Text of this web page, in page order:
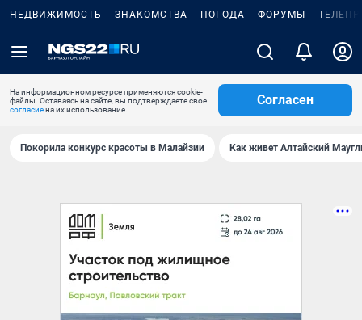
НЕДВИЖИМОСТЬ ЗНАКОМСТВА ПОГОДА ФОРУМЫ
На информационном ресурсе применяются cookie-
файлы. Оставаясь на сайте, вы подтверждаете свое
согласиена их использование.
Согласен
Покорила конкурс красоты в Малайзии Как живет Алтайский